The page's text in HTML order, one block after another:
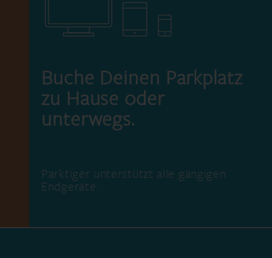
Buche Deinen Parkplatz
zu Hause oder
unterwegs.
Parktiger unterstützt alle gängigen
Endgeräte.